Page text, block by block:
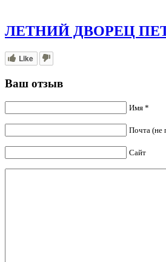
ЛЕТНИЙ ДВОРЕЦ
Like
Ваш отзыв
Имя *
Почта (не
Сайт